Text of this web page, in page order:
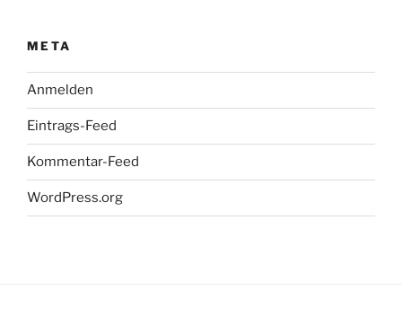
META
Anmelden
Eintrags-Feed
Kommentar-Feed
WordPress.org